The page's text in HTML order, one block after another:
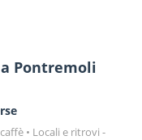
Pontremoli
Locali e ritrovi -